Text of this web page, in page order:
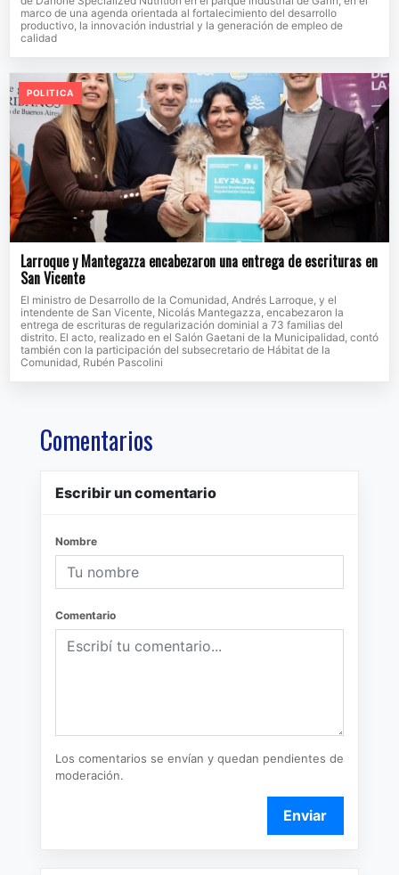
marco de una agenda orientada al fortalecimiento del desarrollo
productivo, la innovación industrial y la generación de empleo de
calidad
POLITICA
Larroque y Mantegazza encabezaron una entrega de escrituras en
San Vicente
El ministro de Desarrollo de la Comunidad, Andrés Larroque, y el
intendente de San Vicente, Nicolás Mantegazza, encabezaron la
entrega de escrituras de regularización dominial a 73 familias del
distrito. El acto, realizado en el Salón Gaetani de la Municipalidad, contó
también con la participación del subsecretario de Hábitat de la
Comunidad, Rubén Pascolini
Comentarios
Escribir un comentario
Nombre
Comentario
Los comentarios se envían y quedan pendientes de
moderación.
Enviar